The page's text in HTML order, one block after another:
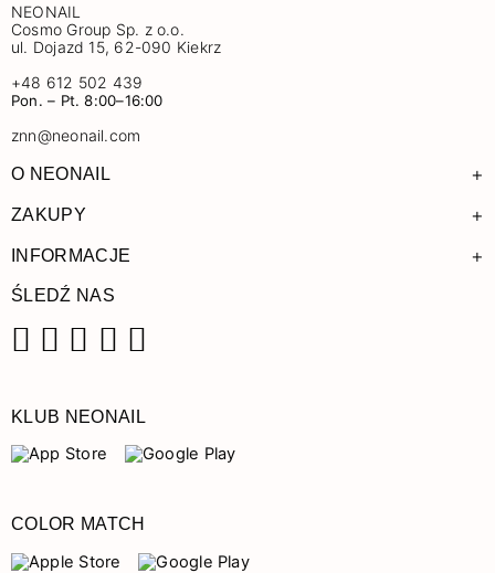
NEONAIL
Cosmo Group Sp. z o.o.
ul. Dojazd 15, 62-090 Kiekrz
+48 612 502 439
Pon. – Pt. 8:00–16:00
znn@neonail.com
O NEONAIL +
ZAKUPY +
INFORMACJE +
ŚLEDŹ NAS
KLUB NEONAIL
COLOR MATCH